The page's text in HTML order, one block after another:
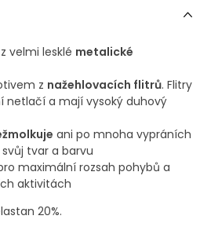
velmi lesklé metalické
z nažehlovacích flitrů. Flitry
netlačí a mají vysoký duhový
ani po mnoha vypráních
tvar a barvu
maximální rozsah pohybů a
aktivitách
20%.